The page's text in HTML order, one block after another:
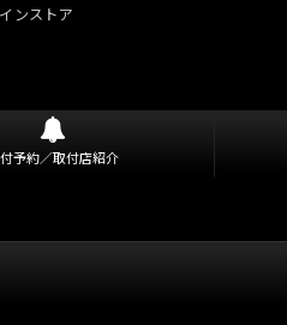
ンストア
予約／取付店紹介